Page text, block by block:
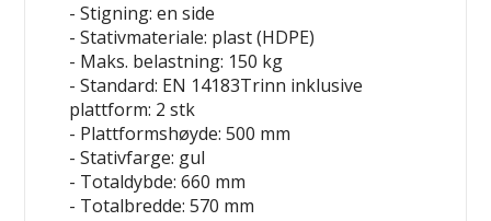
- Stigning: en side
- Stativmateriale: plast (HDPE)
- Maks. belastning: 150 kg
- Standard: EN 14183Trinn inklusive
plattform: 2 stk
- Plattformshøyde: 500 mm
- Stativfarge: gul
- Totaldybde: 660 mm
- Totalbredde: 570 mm